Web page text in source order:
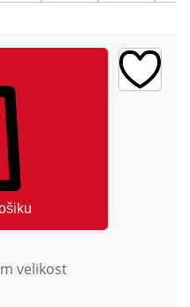
velikost